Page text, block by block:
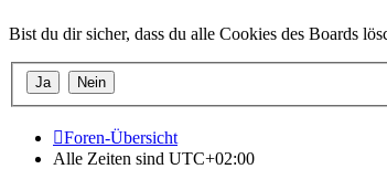
Bist du dir sicher, dass du alle Cookies des Boards
Foren-Übersicht
Alle Zeiten sind UTC+02:00